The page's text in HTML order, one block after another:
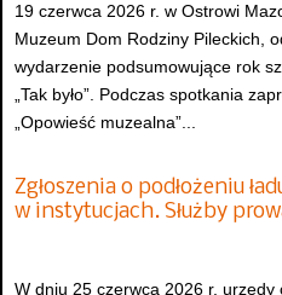
19 czerwca 2026 r. w Ostrowi
Muzeum Dom Rodziny Pileckich,
wydarzenie podsumowujące rok
„Tak było”. Podczas spotkania
„Opowieść muzealna”...
Zgłoszenia o podłożeniu
w instytucjach. Służby
W dniu 25 czerwca 2026 r. urzędy